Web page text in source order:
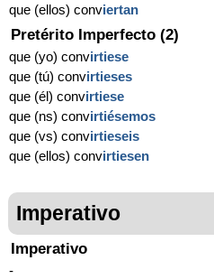
que (ellos) conviertan
Pretérito Imperfecto (2)
que (yo) convirtiese
que (tú) convirtieses
que (él) convirtiese
que (ns) convirtiésemos
que (vs) convirtieseis
que (ellos) convirtiesen
Imperativo
Imperativo
-